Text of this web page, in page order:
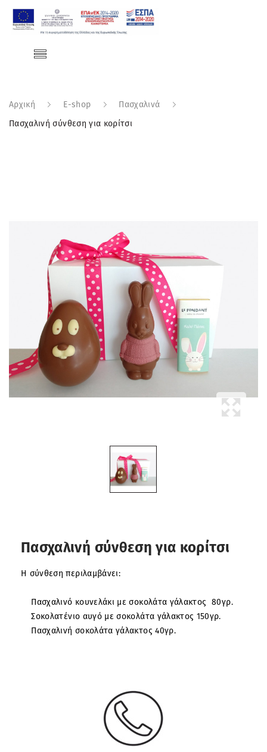
Αρχική E-shop
Πασχαλινά
Πασχαλινή σύνθεση για κορίτσι
Πασχαλινή σύνθεση για κορίτσι
Η σύνθεση περιλαμβάνει:
Πασχαλινό κουνελάκι με σοκολάτα γάλακτος 80γρ.
Σοκολατένιο αυγό με σοκολάτα γάλακτος 150γρ.
Πασχαλινή σοκολάτα γάλακτος 40γρ.